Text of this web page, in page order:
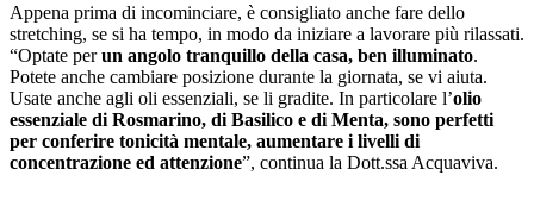
Appena prima di incominciare, è consigliato anche fare dello
stretching, se si ha tempo, in modo da iniziare a lavorare più rilassati.
“Optate perun angolo tranquillo della casa, ben illuminato.
Potete anche cambiare posizione durante la giornata, se vi aiuta.
Usate anche agli oli essenziali, se li gradite. In particolare l’olio
essenziale di Rosmarino, di Basilico e di Menta, sono perfetti
per conferire tonicità mentale, aumentare i livelli di
concentrazione ed attenzione”, continua la Dott.ssa Acquaviva.